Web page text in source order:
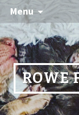
Menu
ROWE